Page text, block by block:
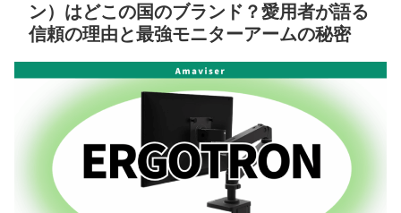
ン）はどこの国のブランド？愛用者が語る
信頼の理由と最強モニターアームの秘密